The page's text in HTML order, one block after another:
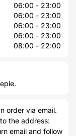
06:00 - 23:00
06:00 - 23:00
06:00 - 23:00
06:00 - 23:00
08:00 - 22:00
order via email.
the address:
email and follow